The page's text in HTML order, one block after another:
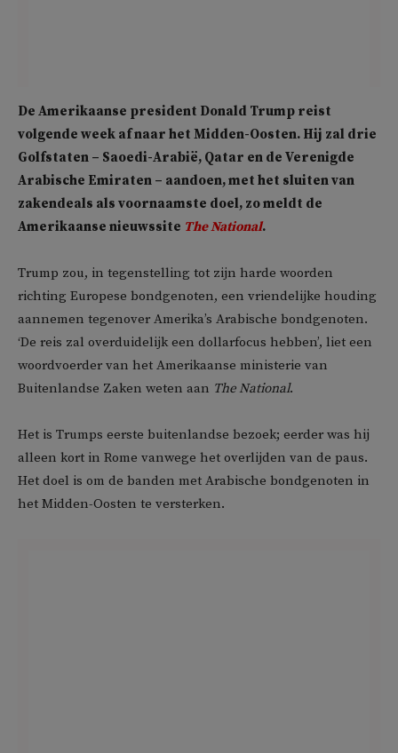
De Amerikaanse president Donald Trump reist
volgende week af naar het Midden-Oosten. Hij zal drie
Golfstaten – Saoedi-Arabië, Qatar en de Verenigde
Arabische Emiraten – aandoen, met het sluiten van
zakendeals als voornaamste doel, zo meldt de
Amerikaanse nieuwssite The National.
Trump zou, in tegenstelling tot zijn harde woorden
richting Europese bondgenoten, een vriendelijke houding
aannemen tegenover Amerika’s Arabische bondgenoten.
‘De reis zal overduidelijk een dollarfocus hebben’, liet een
woordvoerder van het Amerikaanse ministerie van
Buitenlandse Zaken weten aan The National.
Het is Trumps eerste buitenlandse bezoek; eerder was hij
alleen kort in Rome vanwege het overlijden van de paus.
Het doel is om de banden met Arabische bondgenoten in
het Midden-Oosten te versterken.